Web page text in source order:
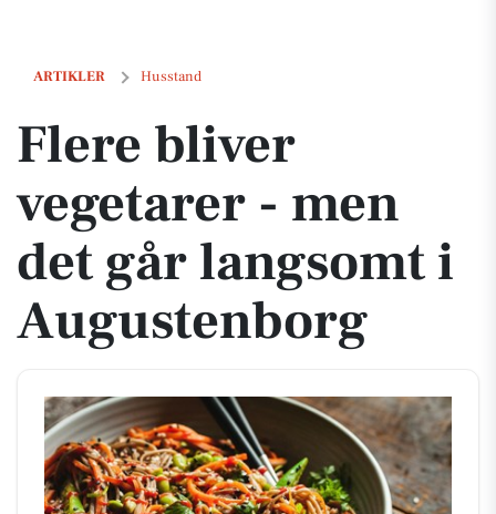
ARTIKLER Husstand
Flere bliver vegetarer - men det går langsomt i Augustenborg
Flere bliver
vegetarer - men
det går langsomt i
Augustenborg